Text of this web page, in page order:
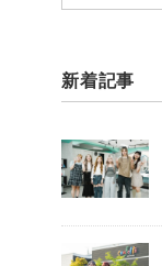
新着記事